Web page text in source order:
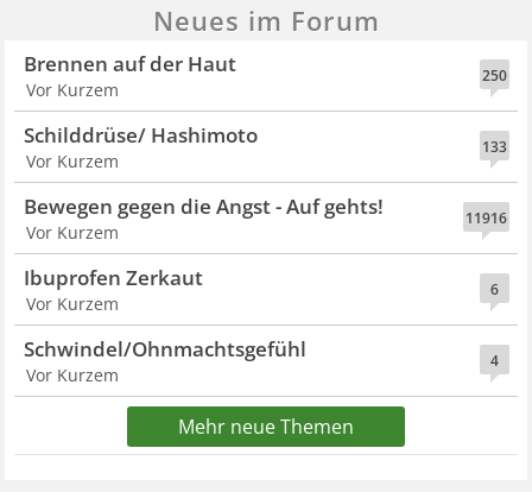
Neues im Forum
250
Brennen auf der Haut
Vor Kurzem
133
Schilddrüse/ Hashimoto
Vor Kurzem
11916
Bewegen gegen die Angst - Auf gehts!
Vor Kurzem
6
Ibuprofen Zerkaut
Vor Kurzem
4
Schwindel/Ohnmachtsgefühl
Vor Kurzem
Mehr neue Themen